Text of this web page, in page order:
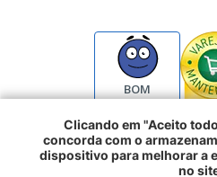
BOM
2024 - Todos os direitos
COMERCIO E IMPORTACAO S.A.
Clicando em "Aceito
concorda com o
dispositivo para melhorar a
no